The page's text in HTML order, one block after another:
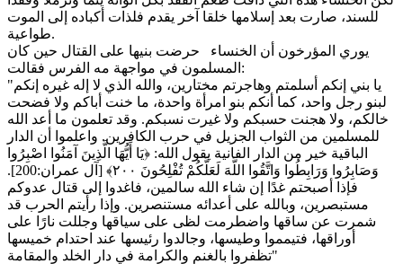
للسند، صارت بعد إسلامها خلقا آخر يقدم فلذات أكباده إلى الموت
طواعية.
يوري المؤرخون أن الخنساء حرضت بنيها على القتال حين كان
المسلمون في مواجهة مه الفرس فقالت:
"يا بني إنكم أسلمتم وهاجرتم مختارين، والله الذي لا إله غيره إنكم
لبنو رجل واحد، كما أنكم بنو امرأة واحدة، ما خنت أباكم ولا فضحت
خالكم، ولا هجنت حسبكم ولا غيرت نسبكم. وقد تعلمون ما أعد الله
للمسلمين من الثواب الجزيل في حرب الكافرين. واعلموا أن الدار
الباقية خير من الدار الفانية يقول الله: ﴿يَا أَيُّهَا الَّذِينَ آمَنُوا اصْبِرُوا
وَصَابِرُوا وَرَابِطُوا وَاتَّقُوا اللَّهَ لَعَلَّكُمْ تُفْلِحُونَ ٢٠٠﴾ [آل عمران:200].
فإذا أصبحتم غدًا إن شاء الله سالمين، فاغدوا إلى قتال عدوكم
مستبصرين، وبالله على أعدائه مستنصرين. وإذا رأيتم الحرب قد
شمرت عن ساقها واضطرمت لظى على سياقها وجللت نارًا على
أوراقها، فتيمموا وطيسها، وجالدوا رئيسها عند احتدام خميسها
تظفروا بالغنم والكرامة في دار الخلد والمقامة"